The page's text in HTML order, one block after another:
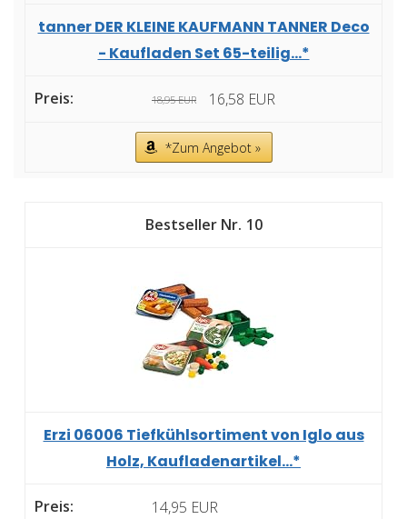
tanner DER KLEINE KAUFMANN TANNER Deco
- Kaufladen Set 65-teilig...*
18,95 EUR 16,58 EUR
*Zum Angebot »
10
Erzi 06006 Tiefkühlsortiment von Iglo aus
Holz, Kaufladenartikel...*
14,95 EUR